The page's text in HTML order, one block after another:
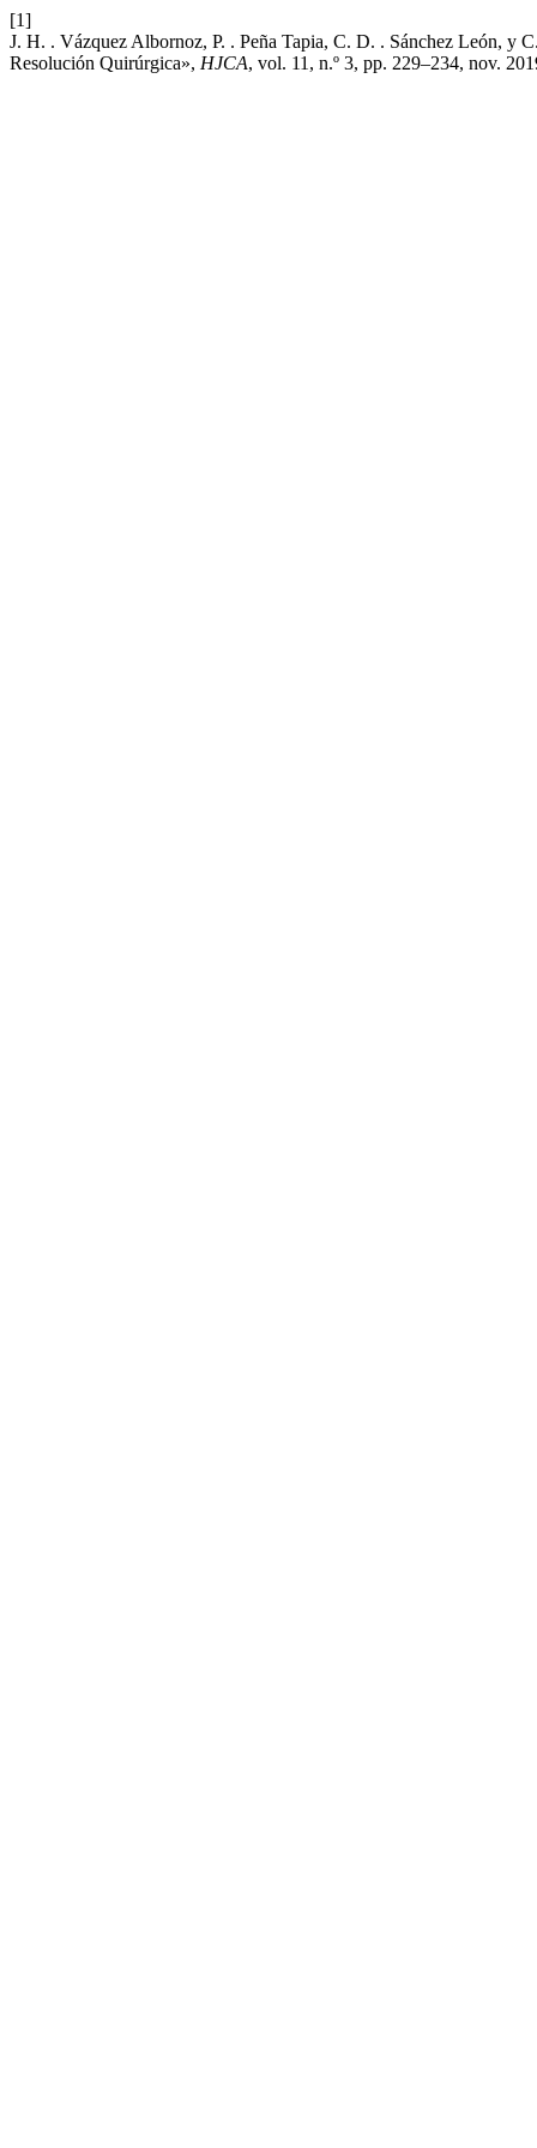
[1]
J. H. . Vázquez Albornoz, P. . Peña Tapia, C. D. . Sánchez León, y
Resolución Quirúrgica», HJCA, vol. 11, n.º 3, pp. 229–234, nov.